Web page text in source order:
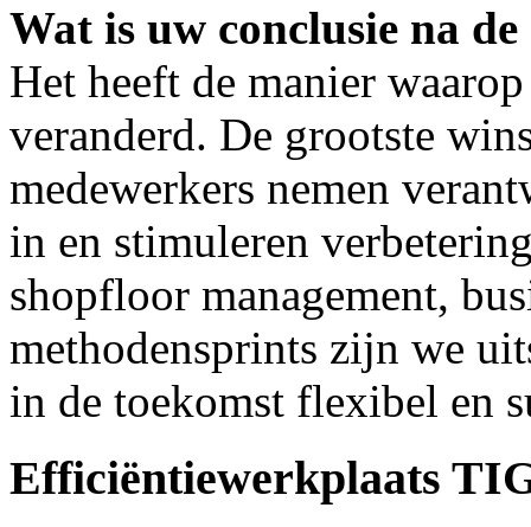
Wat is uw conclusie na
Het heeft de manier
veranderd. De grootste
medewerkers nemen
in en stimuleren
shopfloor management,
methodensprints zijn we
in de toekomst flexibel en
Efficiëntiewerkplaats